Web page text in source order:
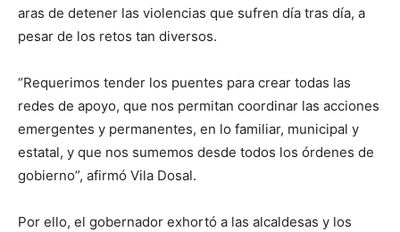
aras de detener las violencias que sufren día tras día, a
pesar de los retos tan diversos.
“Requerimos tender los puentes para crear todas las
redes de apoyo, que nos permitan coordinar las acciones
emergentes y permanentes, en lo familiar, municipal y
estatal, y que nos sumemos desde todos los órdenes de
gobierno”, afirmó Vila Dosal.
Por ello, el gobernador exhortó a las alcaldesas y los